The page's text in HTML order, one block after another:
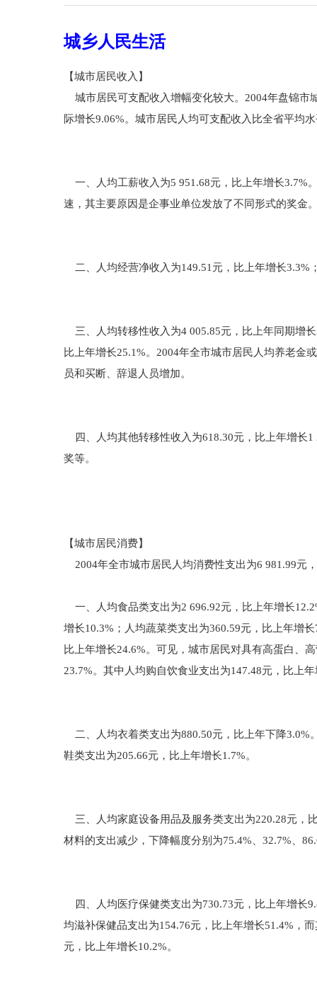
城乡人民生活
【城市居民收入】
城市居民可支配收入增幅变化较大。2004年盘锦市
际增长9.06%。城市居民人均可支配收入比全省平均
一、人均工薪收入为5 951.68元，比上年增长3.7%
速，其主要原因是企事业单位发放了不同形式的奖金
二、人均经营净收入为149.51元，比上年增长3.3%
三、人均转移性收入为4 005.85元，比上年同期增
比上年增长25.1%。2004年全市城市居民人均养老金
员和买断、辞退人员增加。
四、人均其他转移性收入为618.30元，比上年增长
奖等。
【城市居民消费】
2004年全市城市居民人均消费性支出为6 981.99元
一、人均食品类支出为2 696.92元，比上年增长
增长10.3%；人均蔬菜类支出为360.59元，比上年增
比上年增长24.6%。可见，城市居民对具有高蛋白、
23.7%。其中人均购自饮食业支出为147.48元，比上
二、人均衣着类支出为880.50元，比上年下降3.0%
鞋类支出为205.66元，比上年增长1.7%。
三、人均家庭设备用品及服务类支出为220.28元，
材料的支出减少，下降幅度分别为75.4%、32.7%、
四、人均医疗保健类支出为730.73元，比上年增长
均滋补保健品支出为154.76元，比上年增长51.4%，
元，比上年增长10.2%。